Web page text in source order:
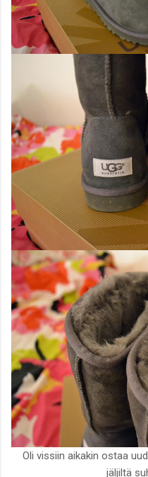
Oli vissiin aikakin ostaa
jäljiltä